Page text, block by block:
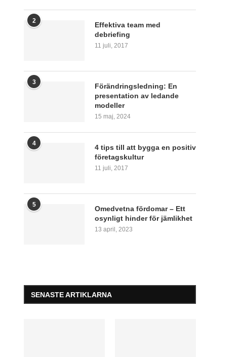
2
Effektiva team med
debriefing
11 juli, 2017
3
Förändringsledning: En
presentation av ledande
modeller
15 maj, 2024
4
4 tips till att bygga en positiv
företagskultur
11 juli, 2017
5
Omedvetna fördomar – Ett
osynligt hinder för jämlikhet
13 april, 2023
SENASTE ARTIKLARNA